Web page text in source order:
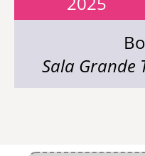
Sala Grande